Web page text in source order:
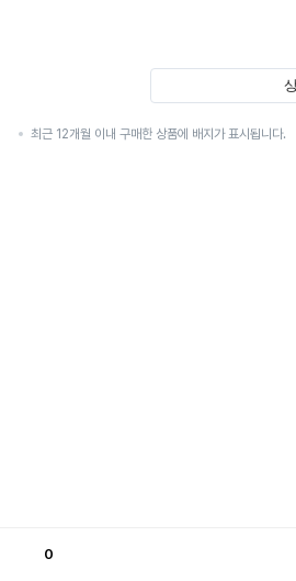
최근 12개월 이내 구매한 상품에 배지가 표시됩니다.
0